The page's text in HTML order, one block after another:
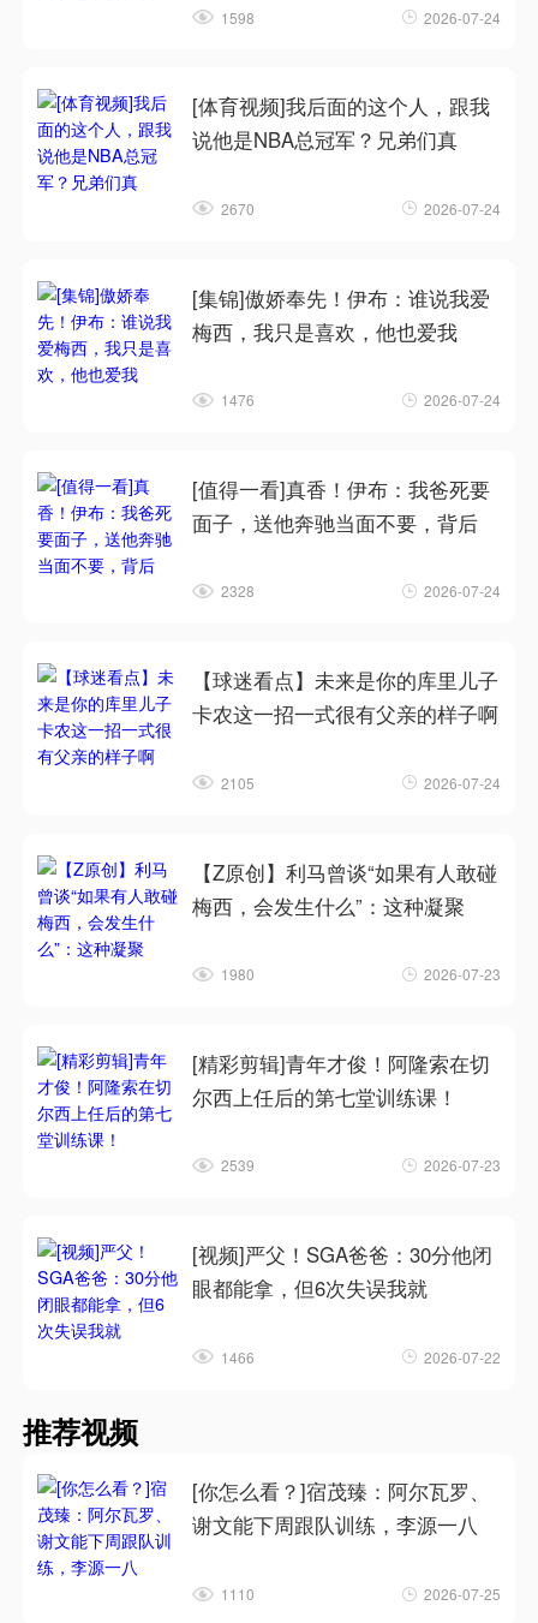
1598 2026-07-24
[体育视频]我后面的这个人，跟我
说他是NBA总冠军？兄弟们真
2670 2026-07-24
[集锦]傲娇奉先！伊布：谁说我爱
梅西，我只是喜欢，他也爱我
1476 2026-07-24
[值得一看]真香！伊布：我爸死要
面子，送他奔驰当面不要，背后
2328 2026-07-24
【球迷看点】未来是你的库里儿子
卡农这一招一式很有父亲的样子啊
2105 2026-07-24
【Z原创】利马曾谈“如果有人敢碰
梅西，会发生什么”：这种凝聚
1980 2026-07-23
[精彩剪辑]青年才俊！阿隆索在切
尔西上任后的第七堂训练课！
2539 2026-07-23
[视频]严父！SGA爸爸：30分他闭
眼都能拿，但6次失误我就
1466 2026-07-22
推荐视频
[你怎么看？]宿茂臻：阿尔瓦罗、
谢文能下周跟队训练，李源一八
1110 2026-07-25